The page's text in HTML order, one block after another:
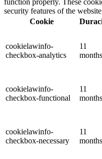
security features of the
Cookie
cookielawinfo-
checkbox-analytics
11
months
cookielawinfo-
checkbox-functional
11
months
cookielawinfo-
checkbox-necessary
11
months